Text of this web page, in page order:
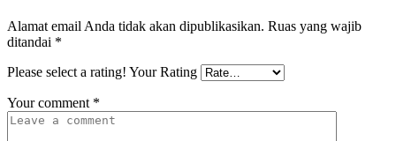
Alamat email Anda tidak akan dipublikasikan. Ruas yang wajib
ditandai *
Please select a rating! Your Rating
Your comment *